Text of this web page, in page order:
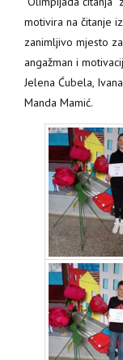
motivira na čitanje
zanimljivo mjesto
angažman i
Jelena Ćubela,
Manda Mamić.